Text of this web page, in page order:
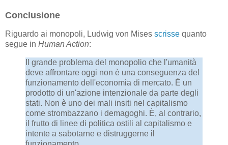
Conclusione
Riguardo ai monopoli, Ludwig von Mises scrisse quanto
segue in Human Action:
Il grande problema del monopolio che l'umanità
deve affrontare oggi non è una conseguenza del
funzionamento dell'economia di mercato. È un
prodotto di un'azione intenzionale da parte degli
stati. Non è uno dei mali insiti nel capitalismo
come strombazzano i demagoghi. È, al contrario,
il frutto di linee di politica ostili al capitalismo e
intente a sabotarne e distruggerne il